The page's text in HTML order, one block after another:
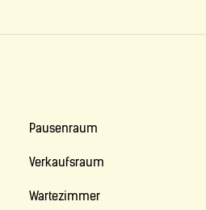
Pausenraum
Verkaufsraum
Wartezimmer